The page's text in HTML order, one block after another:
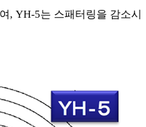
, YH-5는 스패터링을 감소시